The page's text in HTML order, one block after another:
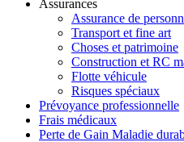
Assurances
Assurance de
Transport et fine art
Choses et patrimoine
Construction et RC
Flotte véhicule
Risques spéciaux
Prévoyance professionnelle
Frais médicaux
Perte de Gain Maladie